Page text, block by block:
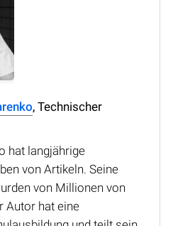
, Technischer
hat langjährige
von Artikeln. Seine
von Millionen von
Autor hat eine